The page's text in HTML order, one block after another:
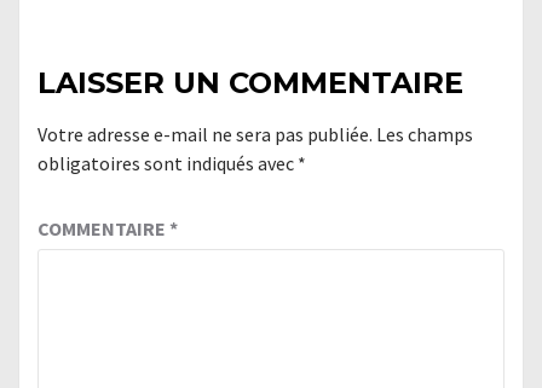
LAISSER UN COMMENTAIRE
Votre adresse e-mail ne sera pas publiée. Les champs
obligatoires sont indiqués avec *
COMMENTAIRE *